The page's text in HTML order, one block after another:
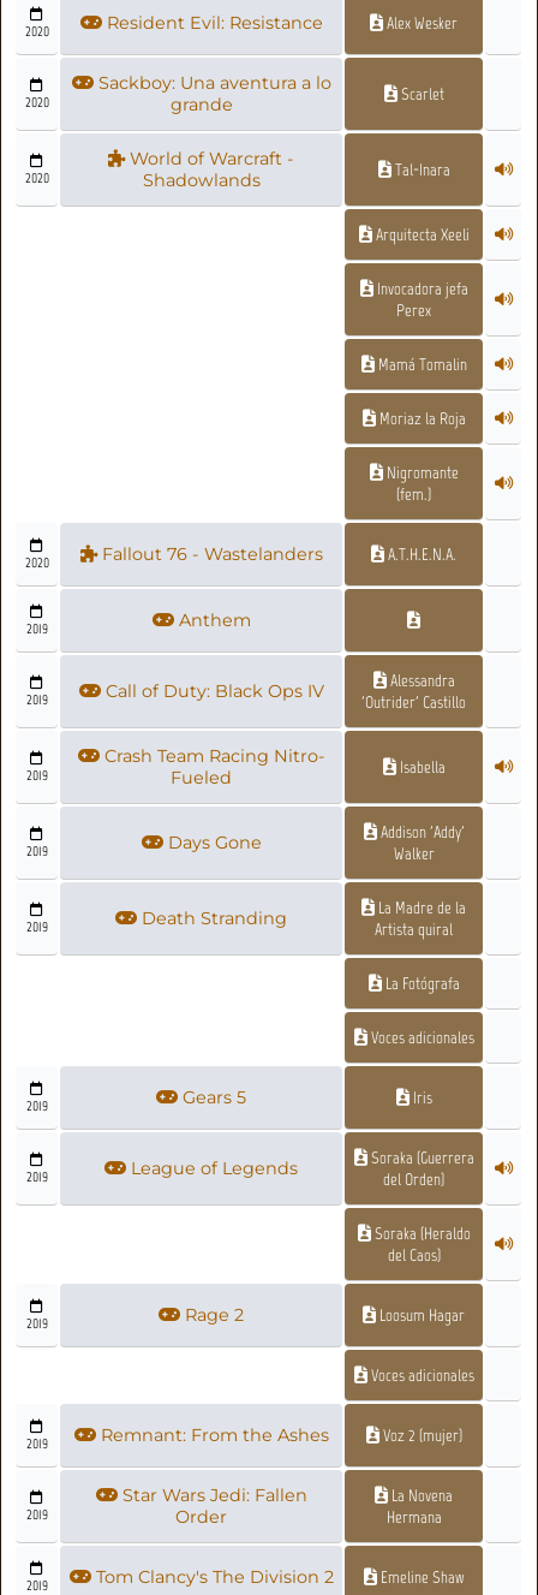
2020 Resident Evil: Resistance Alex Wesker
2020
Sackboy: Una aventura a lo
grande
Scarlet
2020
World of Warcraft -
Shadowlands
Tal-Inara
Arquitecta Xeeli
Invocadora jefa
Perex
Mamá Tomalin
Moriaz la Roja
Nigromante
(fem.)
2020 Fallout 76 - Wastelanders A.T.H.E.N.A.
2019 Anthem
2019 Call of Duty: Black Ops IV
Alessandra
'Outrider' Castillo
2019
Crash Team Racing Nitro-
Fueled
Isabella
2019 Days Gone
Addison 'Addy'
Walker
2019 Death Stranding
La Madre de la
Artista quiral
La Fotógrafa
Voces adicionales
2019 Gears 5 Iris
2019 League of Legends
Soraka (Guerrera
del Orden)
Soraka (Heraldo
del Caos)
2019 Rage 2 Loosum Hagar
Voces adicionales
2019 Remnant: From the Ashes Voz 2 (mujer)
2019
Star Wars Jedi: Fallen
Order
La Novena
Hermana
2019 Tom Clancy's The Division 2 Emeline Shaw